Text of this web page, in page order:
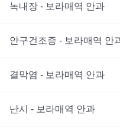
녹내장 - 보라매역 안과
안구건조증 - 보라매역 안
결막염 - 보라매역 안과
난시 - 보라매역 안과